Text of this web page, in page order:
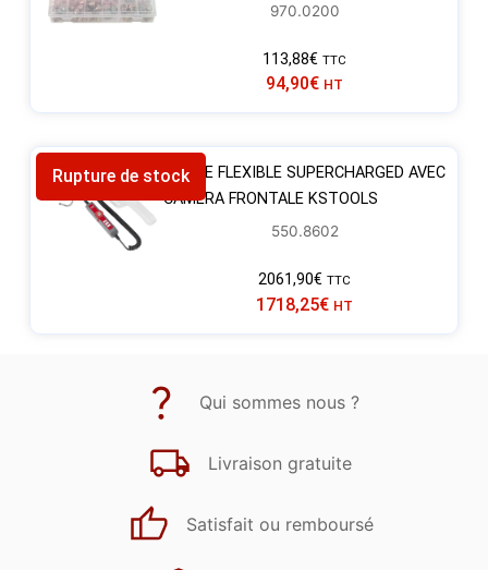
970.0200
113,88€ TTC
94,90€ HT
Rupture de stockSONDE FLEXIBLE SUPERCHARGED AVEC
CAMERA FRONTALE KSTOOLS
550.8602
2061,90€ TTC
1718,25€ HT
Qui sommes nous ?
Livraison gratuite
Satisfait ou remboursé